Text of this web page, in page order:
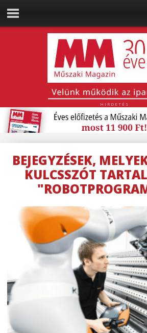
HIRDETÉS
BEJEGYZÉSEK,
KULCSSZÓT